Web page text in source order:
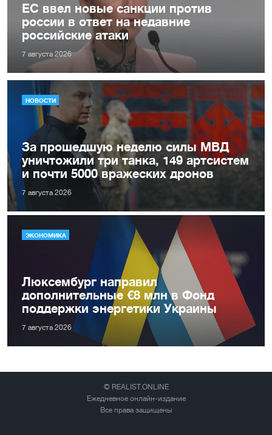
ЕС ввел новые санкции против
россии в ответ на недавние
российские атаки
7 августа 2026
НОВОСТИ
За прошедшую неделю силы МВД
уничтожили три танка, 149 артсистем
и почти 5000 вражеских дронов
7 августа 2026
ЭКОНОМИКА
Люксембург направил
дополнительные €8 млн в Фонд
поддержки энергетики Украины
7 августа 2026
© REALIST.ONLINE
Ежедневное онлайн-издание
Все права защищены